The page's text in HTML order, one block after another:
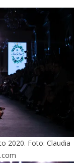
2020. Foto: Claudia